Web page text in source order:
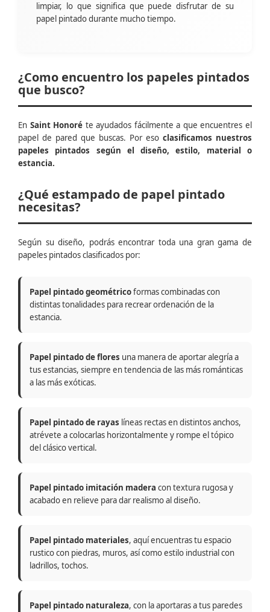
limpiar, lo que significa que puede disfrutar de su
papel pintado durante mucho tiempo.
¿Como encuentro los papeles pintados
que busco?
En Saint Honoré te ayudados fácilmente a que encuentres el
papel de pared que buscas. Por eso clasificamos nuestros
papeles pintados según el diseño, estilo, material o
estancia.
¿Qué estampado de papel pintado
necesitas?
Según su diseño, podrás encontrar toda una gran gama de
papeles pintados clasificados por:
Papel pintado geométricoformas combinadas con
distintas tonalidades para recrear ordenación de la
estancia.
Papel pintado de flores una manera de aportar alegría a
tus estancias, siempre en tendencia de las más románticas
a las más exóticas.
Papel pintado de rayas líneas rectas en distintos anchos,
atrévete a colocarlas horizontalmente y rompe el tópico
del clásico vertical.
Papel pintado imitación madera con textura rugosa y
acabado en relieve para dar realismo al diseño.
Papel pintado materiales, aquí encuentras tu espacio
rustico con piedras, muros, así como estilo industrial con
ladrillos, tochos.
Papel pintado naturaleza, con la aportaras a tus paredes